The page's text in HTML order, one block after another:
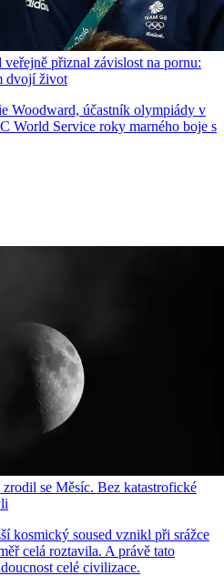
přiznal závislost na pornu:
dvojí život
Woodward, účastník olympiády v
World Service roky marného boje s
se Měsíc. Bez katastrofické
kosmický soused vznikl při srážce
celá roztavila. A právě tato
celé civilizace.